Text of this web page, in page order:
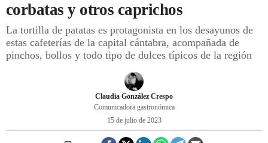
DÓNDE COMER
ÍDOLOS DE MESAS
CUADERNO DE VIAJE
corbatas y otros caprichos
La tortilla de patatas es protagonista en los desayunos de
estas cafeterías de la capital cántabra, acompañada de
pinchos, bollos y todo tipo de dulces típicos de la región
Claudia González Crespo
Comunicadora gastronómica
15 de julio de 2023